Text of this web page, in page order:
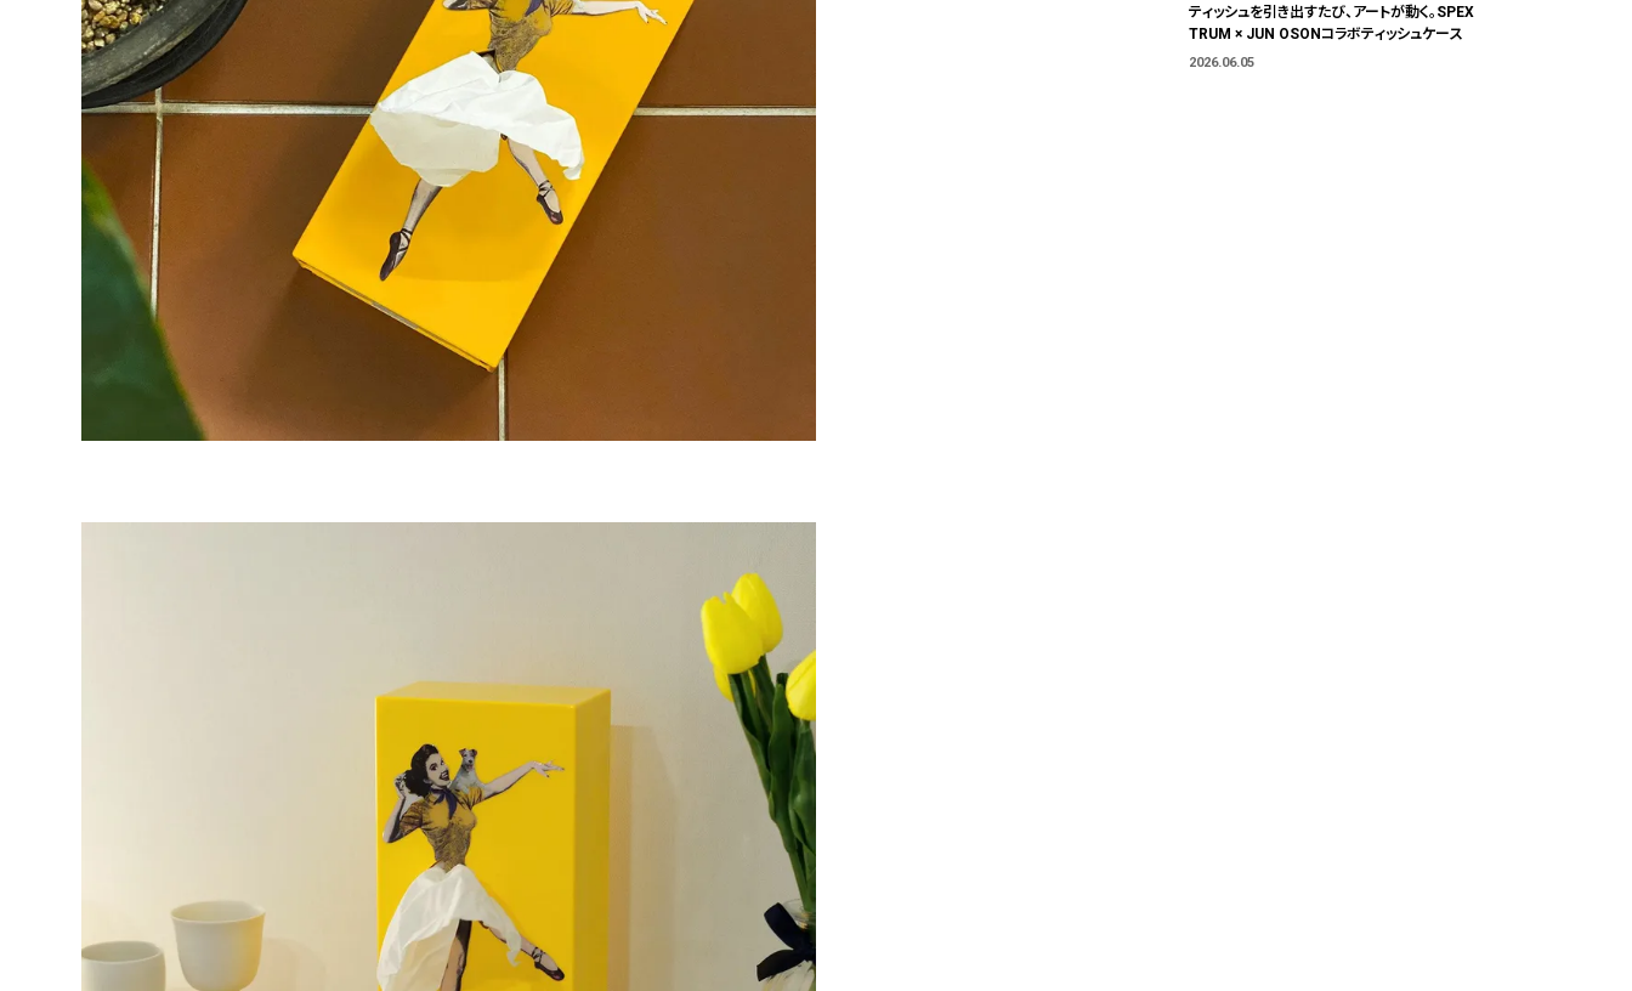
ティッシュを引き出すたび、アートが動く。SPEX
TRUM × JUN OSONコラボティッシュケース
2026.06.05